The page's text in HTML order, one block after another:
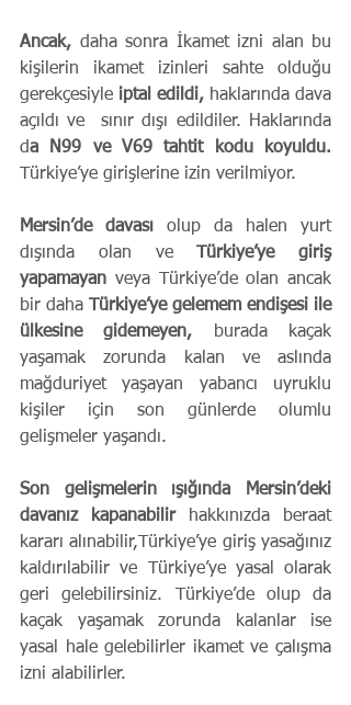
Ancak, daha sonra İkamet izni alan bu
kişilerin ikamet izinleri sahte olduğu
gerekçesiyle iptal edildi, haklarında dava
açıldı ve  sınır dışı edildiler. Haklarında
da N99 ve V69 tahtit kodu koyuldu.
Türkiye’ye girişlerine izin verilmiyor.
Mersin’de davası olup da halen yurt
dışında olan ve
Türkiye’ye giriş
yapamayan veya Türkiye’de olan ancak
bir daha Türkiye’ye gelemem endişesi ile
ülkesine gidemeyen, burada kaçak
yaşamak zorunda kalan ve aslında
mağduriyet yaşayan yabancı uyruklu
kişiler için son günlerde olumlu
gelişmeler yaşandı.
Son gelişmelerin ışığında Mersin’deki
davanız kapanabilir hakkınızda beraat
kararı alınabilir,Türkiye’ye giriş yasağınız
kaldırılabilir ve Türkiye’ye yasal olarak
geri gelebilirsiniz. Türkiye’de olup da
kaçak yaşamak zorunda kalanlar ise
yasal hale gelebilirler ikamet ve çalışma
izni alabilirler.